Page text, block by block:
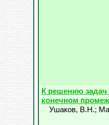
К решению
конечном
Ушаков, В.Н.;